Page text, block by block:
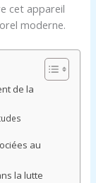
cet appareil
moderne.
de la
au
la lutte